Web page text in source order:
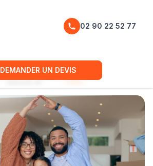
02 90 22 52 77
DEMANDER UN DEVIS
Astuces et bons plans du déménagement Estimer le coût de son assurance habitation sans se tromper